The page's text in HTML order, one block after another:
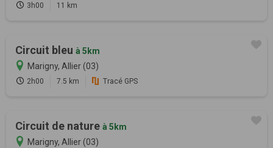
3h00 11 km
Circuit bleu à 5km
Marigny, Allier (03)
2h00 7.5 km Tracé GPS
Circuit de nature à 5km
Marigny, Allier (03)